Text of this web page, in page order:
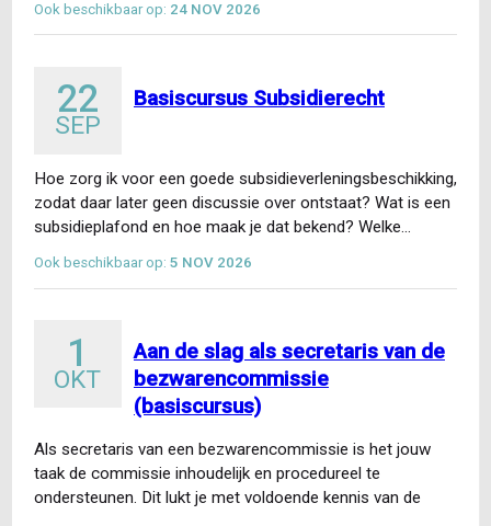
Ook beschikbaar op: 24 NOV 2026
22
SEP
Basiscursus Subsidierecht
Hoe zorg ik voor een goede subsidieverleningsbeschikking,
zodat daar later geen discussie over ontstaat? Wat is een
subsidieplafond en hoe maak je dat bekend? Welke…
Ook beschikbaar op: 5 NOV 2026
1
OKT
Aan de slag als secretaris van de
bezwarencommissie
(basiscursus)
Als secretaris van een bezwarencommissie is het jouw
taak de commissie inhoudelijk en procedureel te
ondersteunen. Dit lukt je met voldoende kennis van de